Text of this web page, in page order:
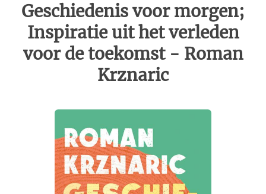
Geschiedenis voor morgen;
Inspiratie uit het verleden
voor de toekomst - Roman
Krznaric